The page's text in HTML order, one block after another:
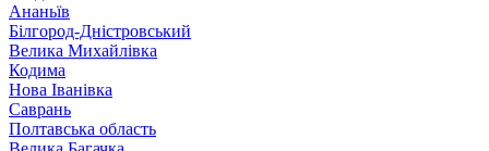
Ананьїв
Білгород-Дністровський
Велика Михайлівка
Кодима
Нова Іванівка
Саврань
Полтавська область